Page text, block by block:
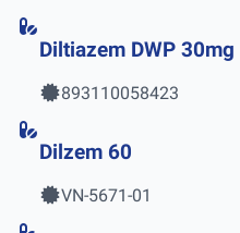
Diltiazem DWP 30mg
893110058423
Dilzem 60
VN-5671-01